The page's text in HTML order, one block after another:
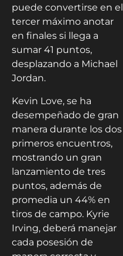
puede convertirse en el
tercer máximo anotar
en finales si llega a
sumar 41 puntos,
desplazando a Michael
Jordan.
Kevin Love, se ha
desempeñado de gran
manera durante los dos
primeros encuentros,
mostrando un gran
lanzamiento de tres
puntos, además de
promedia un 44% en
tiros de campo. Kyrie
Irving, deberá manejar
cada posesión de